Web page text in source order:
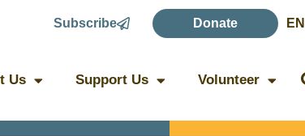
Subscribe Donate EN
Us Support Us Volunteer